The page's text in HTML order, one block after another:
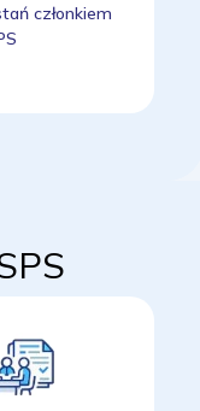
członkiem